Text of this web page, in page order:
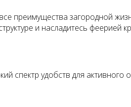
преимущества загородной
и насладитесь феерией
спектр удобств для